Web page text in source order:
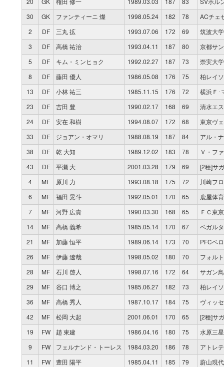
30
GK ファンティーニ 燦 1998.05.24 182 78
ACチェ
2
DF 三丸 拡 1993.07.06 172 69
筑波大学
3
DF 高橋 祐治 1993.04.11 187 80
京都サ
5
DF キム・ミンヒョク 1992.02.27 187 73
崇実大
8
DF 藤田 優人 1986.05.08 176 75
柏レイ
13
DF 小林 祐三 1985.11.15 176 72
横浜Ｆ･
23
DF 吉田 豊 1990.02.17 168 69
清水エ
24
DF 安在 和樹 1994.08.07 172 68
東京ヴ
33
DF ジョアン・オマリ 1988.08.19 187 84
アル・
38
DF 乾 大知 1989.12.02 183 78
Ｖ・フ
43
DF 平瀬 大 2001.03.28 179 69
[2種]サ
4
MF 原川 力 1993.08.18 175 72
川崎フ
6
MF 福田 晃斗 1992.05.01 170 65
鹿屋体
7
MF 河野 広貴 1990.03.30 168 65
ＦＣ東京
14
MF 高橋 義希 1985.05.14 170 67
ベガル
21
MF 加藤 恒平 1989.06.14 173 70
PFCベ
26
MF 伊藤 遼哉 1998.05.02 180 70
フォル
28
MF 石川 啓人 1998.07.16 172 64
サガン
29
MF 谷口 博之 1985.06.27 182 73
柏レイ
36
MF 高橋 秀人 1987.10.17 184 75
ヴィッ
42
MF 松岡 大起 2001.06.01 170 65
[2種]サ
19
FW 趙 東建 1986.04.16 180 75
水原三
9
FW フェルナンド・トーレス 1984.03.20 186 78
アトレ
11
FW 豊田 陽平 1985.04.11 185 79
蔚山現